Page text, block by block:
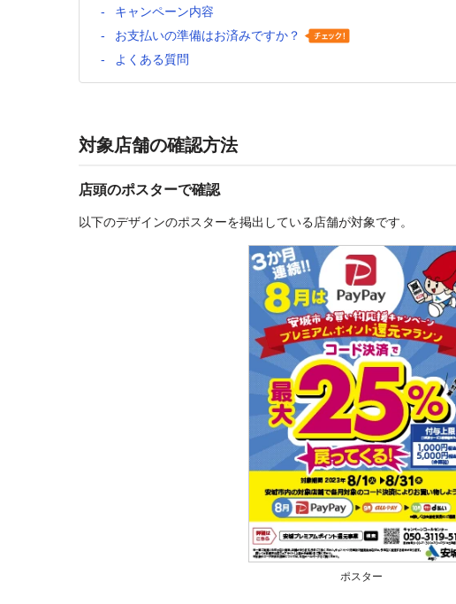
キャンペーン内容
お支払いの準備はお済みですか？
よくある質問
対象店舗の確認方法
店頭のポスターで確認
以下のデザインのポスターを掲出している店舗が対象です。
ポスター